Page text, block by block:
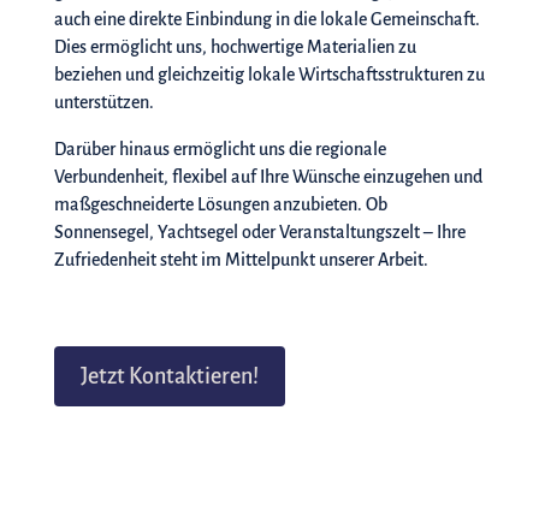
auch eine direkte Einbindung in die lokale Gemeinschaft.
Dies ermöglicht uns, hochwertige Materialien zu
beziehen und gleichzeitig lokale Wirtschaftsstrukturen zu
unterstützen.
Darüber hinaus ermöglicht uns die regionale
Verbundenheit, flexibel auf Ihre Wünsche einzugehen und
maßgeschneiderte Lösungen anzubieten. Ob
Sonnensegel, Yachtsegel oder Veranstaltungszelt – Ihre
Zufriedenheit steht im Mittelpunkt unserer Arbeit.
Jetzt Kontaktieren!